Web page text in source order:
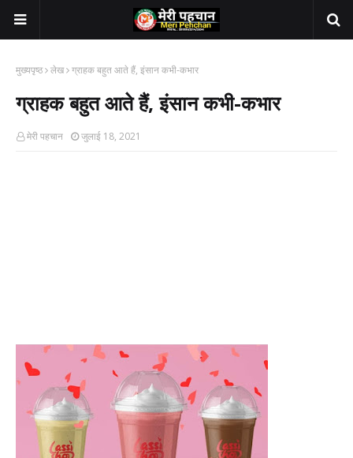
मुख्यपृष्ठ लेख ग्राहक बहुत आते हैं, इंसान कभी-कभार
ग्राहक बहुत आते हैं, इंसान कभी-कभार
मेरी पहचान जुलाई 18, 2021